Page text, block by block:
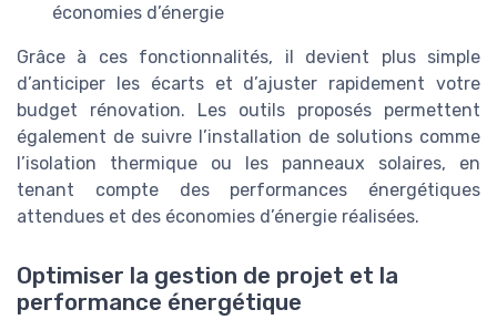
économies d’énergie
Grâce à ces fonctionnalités, il devient plus simple
d’anticiper les écarts et d’ajuster rapidement votre
budget rénovation. Les outils proposés permettent
également de suivre l’installation de solutions comme
l’isolation thermique ou les panneaux solaires, en
tenant compte des performances énergétiques
attendues et des économies d’énergie réalisées.
Optimiser la gestion de projet et la
performance énergétique